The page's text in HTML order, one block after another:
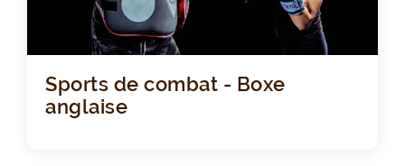
Sports de combat - Boxe
anglaise